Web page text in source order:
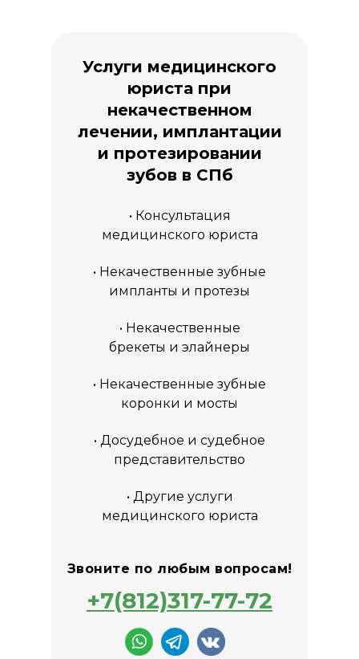
• Консультация
медицинского юриста
• Некачественные
брекеты и элайнеры
• Некачественные зубные
коронки и мосты
• Другие услуги
медицинского юриста
• Досудебное и судебное
представительство
• Некачественные зубные
импланты и протезы
Звоните по любым вопросам!
Услуги медицинского
юриста при
некачественном
лечении, имплантации
и протезировании
зубов в СПб
+7(812)317-77-72